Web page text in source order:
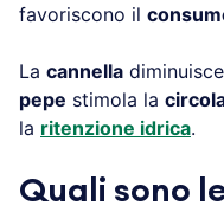
favoriscono il
La cannella
pepe stimola la
la ritenzione idrica.
Quali sono